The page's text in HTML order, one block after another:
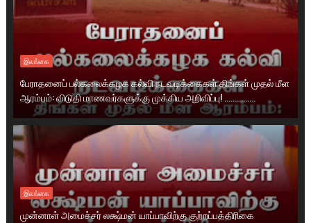
இலங்கை
பேராதனைப் பல்கலைக்கழக கல்வி நடவடிக்கைகள் திங்கள் முதல் மீள
ஆரம்பம்: விடுதி மாணவர்களுக்கு முக்கிய அறிவிப்பு! ...............
இலங்கை
முன்னாள் அமைச்சர் லக்ஷ்மன் யாப்பாவிற்கு குற்றப்பத்திரிகை